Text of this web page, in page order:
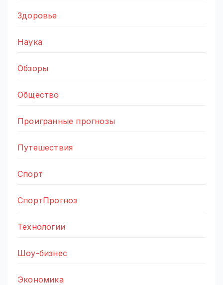
Здоровье
Наука
Обзоры
Общество
Проигранные прогнозы
Путешествия
Спорт
СпортПрогноз
Технологии
Шоу-бизнес
Экономика